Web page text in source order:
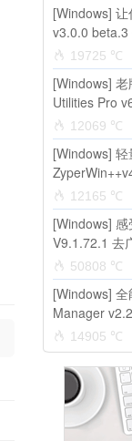
[Windows]
v3.0.0 beta.3
19725 ℃
[Windows]
Utilities Pro
12069 ℃
[Windows]
12165 ℃
[Windows]
V9.1.72.1 去
50808 ℃
[Windows]
Manager
14905 ℃